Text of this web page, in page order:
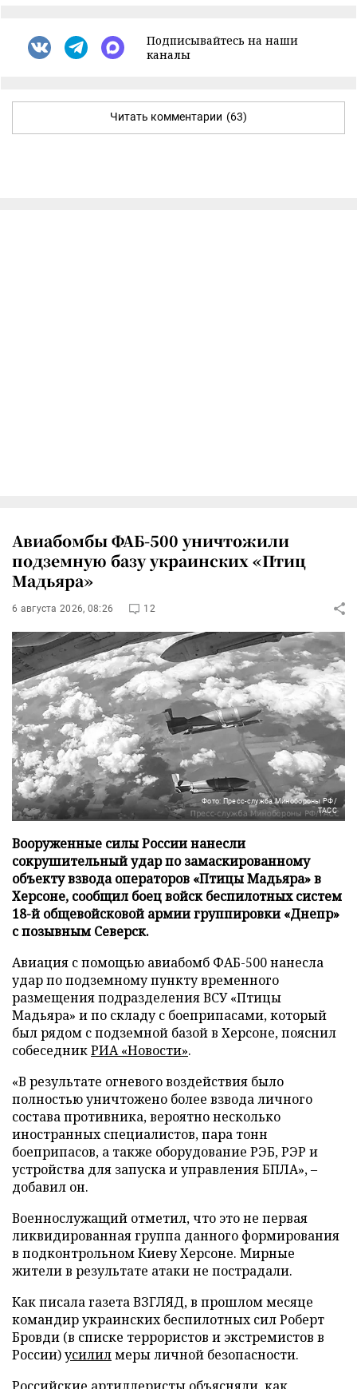
Подписывайтесь на наши
каналы
Читать комментарии (63)
Авиабомбы ФАБ-500 уничтожили
подземную базу украинских «Птиц
Мадьяра»
6 августа 2026, 08:26 12
Фото: Пресс-служба Минобороны РФ/
ТАСС
Вооруженные силы России нанесли
сокрушительный удар по замаскированному
объекту взвода операторов «Птицы Мадьяра» в
Херсоне, сообщил боец войск беспилотных систем
18-й общевойсковой армии группировки «Днепр»
с позывным Северск.
Авиация с помощью авиабомб ФАБ-500 нанесла
удар по подземному пункту временного
размещения подразделения ВСУ «Птицы
Мадьяра» и по складу с боеприпасами, который
был рядом с подземной базой в Херсоне, пояснил
собеседникРИА «Новости».
«В результате огневого воздействия было
полностью уничтожено более взвода личного
состава противника, вероятно несколько
иностранных специалистов, пара тонн
боеприпасов, а также оборудование РЭБ, РЭР и
устройства для запуска и управления БПЛА», –
добавил он.
Военнослужащий отметил, что это не первая
ликвидированная группа данного формирования
в подконтрольном Киеву Херсоне. Мирные
жители в результате атаки не пострадали.
Как писала газета ВЗГЛЯД, в прошлом месяце
командир украинских беспилотных сил Роберт
Бровди (в списке террористов и экстремистов в
России)усилилмеры личной безопасности.